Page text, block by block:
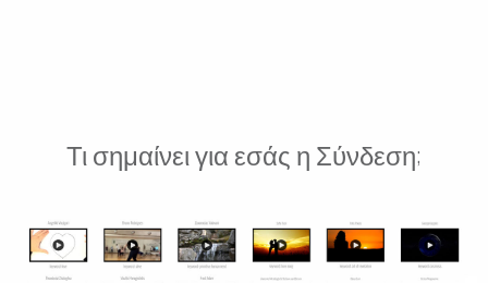
Τι σημαίνει για εσάς η Σύνδεση;